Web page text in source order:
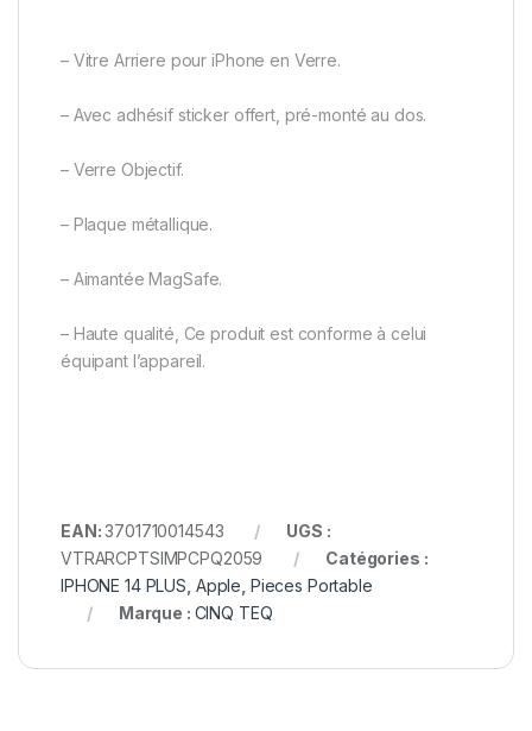
– Vitre Arriere pour iPhone en Verre.
– Avec adhésif sticker offert, pré-monté au dos.
– Verre Objectif.
– Plaque métallique.
– Aimantée MagSafe.
– Haute qualité, Ce produit est conforme à celui
équipant l’appareil.
EAN:3701710014543
UGS :
VTRARCPTSIMPCPQ2059
Catégories :
IPHONE 14 PLUS Apple Pieces Portable
Marque : CINQ TEQ